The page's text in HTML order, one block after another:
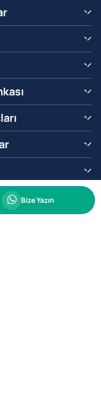
Whatsapp
Bize Yazın